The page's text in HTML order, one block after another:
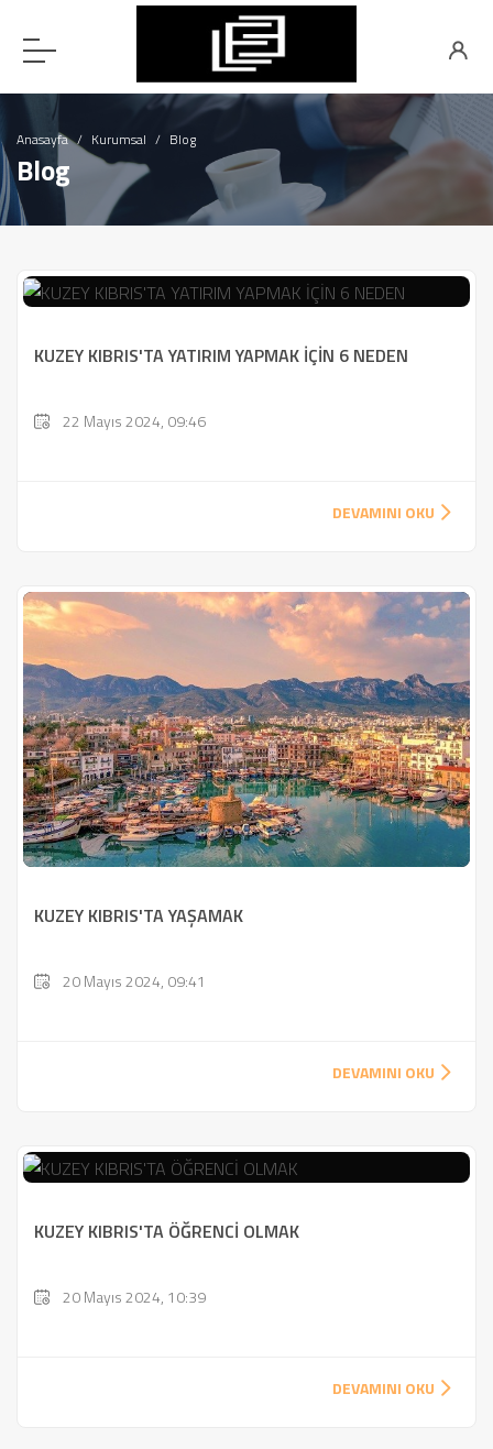
Anasayfa Kurumsal Blog
Blog
KUZEY KIBRIS'TA YATIRIM YAPMAK İÇİN 6 NEDEN
22 Mayıs 2024, 09:46
DEVAMINI OKU
KUZEY KIBRIS'TA YAŞAMAK
20 Mayıs 2024, 09:41
DEVAMINI OKU
KUZEY KIBRIS'TA ÖĞRENCİ OLMAK
20 Mayıs 2024, 10:39
DEVAMINI OKU